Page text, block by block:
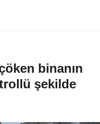
binanın
şekilde